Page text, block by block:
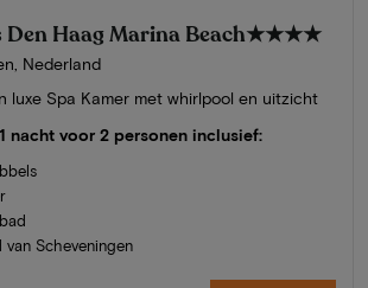
Haag Marina Beach★★★★
Nederland
luxe Spa Kamer met whirlpool en uitzicht
1 nacht voor 2 personen inclusief:
Scheveningen